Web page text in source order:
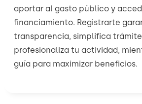
aportar al gasto público y
financiamiento. Registrarte
transparencia, simplifica
profesionaliza tu actividad,
guía para maximizar beneficios.